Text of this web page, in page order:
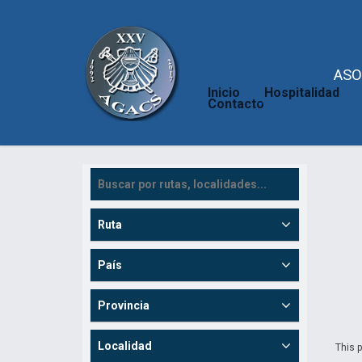
Inicio Hospitalidad
Contacto
This
Ruta
País
Provincia
Localidad